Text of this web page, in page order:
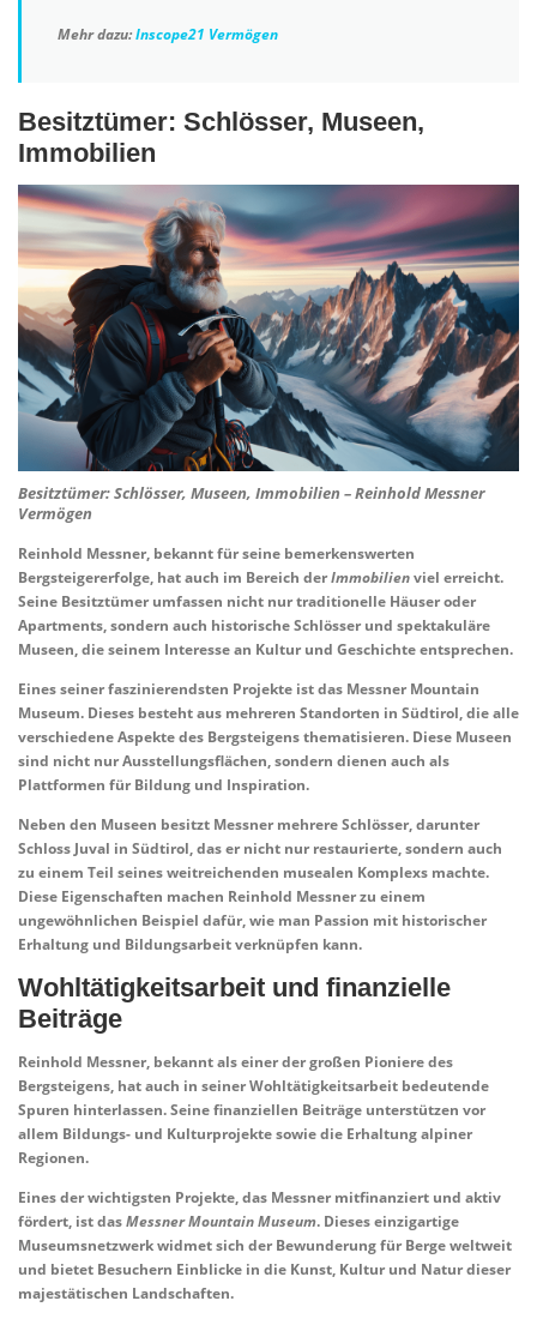
Mehr dazu:Inscope21 Vermögen
Besitztümer: Schlösser, Museen,
Immobilien
Besitztümer: Schlösser, Museen, Immobilien – Reinhold Messner
Vermögen
Reinhold Messner, bekannt für seine bemerkenswerten
Bergsteigererfolge, hat auch im Bereich derImmobilienviel erreicht.
Seine Besitztümer umfassen nicht nur traditionelle Häuser oder
Apartments, sondern auch historische Schlösser und spektakuläre
Museen, die seinem Interesse an Kultur und Geschichte entsprechen.
Eines seiner faszinierendsten Projekte ist das Messner Mountain
Museum. Dieses besteht aus mehreren Standorten in Südtirol, die alle
verschiedene Aspekte des Bergsteigens thematisieren. Diese Museen
sind nicht nur Ausstellungsflächen, sondern dienen auch als
Plattformen für Bildung und Inspiration.
Neben den Museen besitzt Messner mehrereSchlösser, darunter
Schloss Juval in Südtirol, das er nicht nur restaurierte, sondern auch
zu einem Teil seines weitreichenden musealen Komplexs machte.
Diese Eigenschaften machen Reinhold Messner zu einem
ungewöhnlichen Beispiel dafür, wie man Passion mit historischer
Erhaltung und Bildungsarbeit verknüpfen kann.
Wohltätigkeitsarbeit und finanzielle
Beiträge
Reinhold Messner, bekannt als einer dergroßen Pionieredes
Bergsteigens, hat auch in seiner Wohltätigkeitsarbeit bedeutende
Spuren hinterlassen. Seine finanziellen Beiträge unterstützen vor
allem Bildungs- und Kulturprojekte sowie die Erhaltung alpiner
Regionen.
Eines der wichtigsten Projekte, das Messner mitfinanziert und aktiv
fördert, ist dasMessner Mountain Museum. Dieses einzigartige
Museumsnetzwerk widmet sich der Bewunderung für Berge weltweit
und bietet Besuchern Einblicke in die Kunst, Kultur und Natur dieser
majestätischen Landschaften.